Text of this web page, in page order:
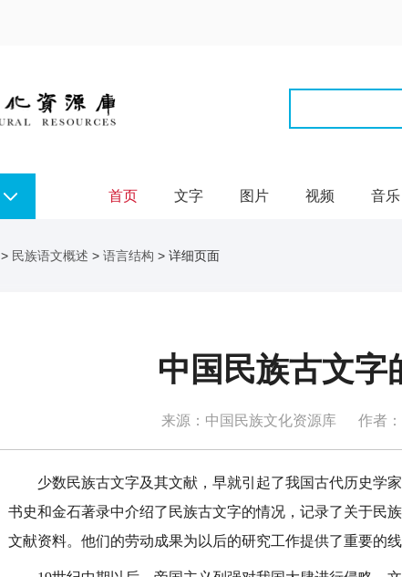
首页 文字 图片 视频 音乐
> 民族语文概述 > 语言结构 > 详细页面
中国民族古文字
来源：中国民族文化资源库 作者
少数民族古文字及其文献，早就引起了我国古代历史学家
书史和金石著录中介绍了民族古文字的情况，记录了关于民
文献资料。他们的劳动成果为以后的研究工作提供了重要的线